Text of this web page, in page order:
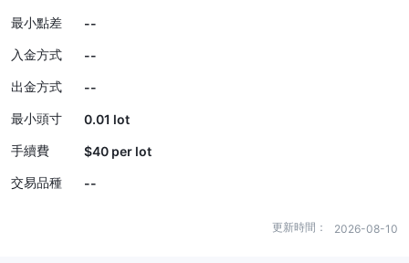
最小點差
--
入金方式
--
出金方式
--
最小頭寸
0.01 lot
手續費
$40 per lot
交易品種
--
更新時間： 2026-08-10